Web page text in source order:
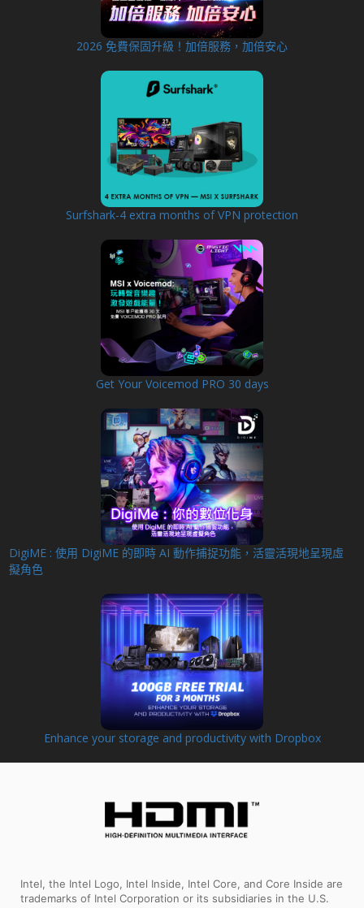
2026 免費保固升級！加倍服務，加倍安心
Surfshark-4 extra months of VPN protection
Get Your Voicemod PRO 30 days
DigiME : 使用 DigiME 的即時 AI 動作捕捉功能，活靈活現地呈現虛
擬角色
Enhance your storage and productivity with Dropbox
Intel, the Intel Logo, Intel Inside, Intel Core, and Core Inside are
trademarks of Intel Corporation or its subsidiaries in the U.S.